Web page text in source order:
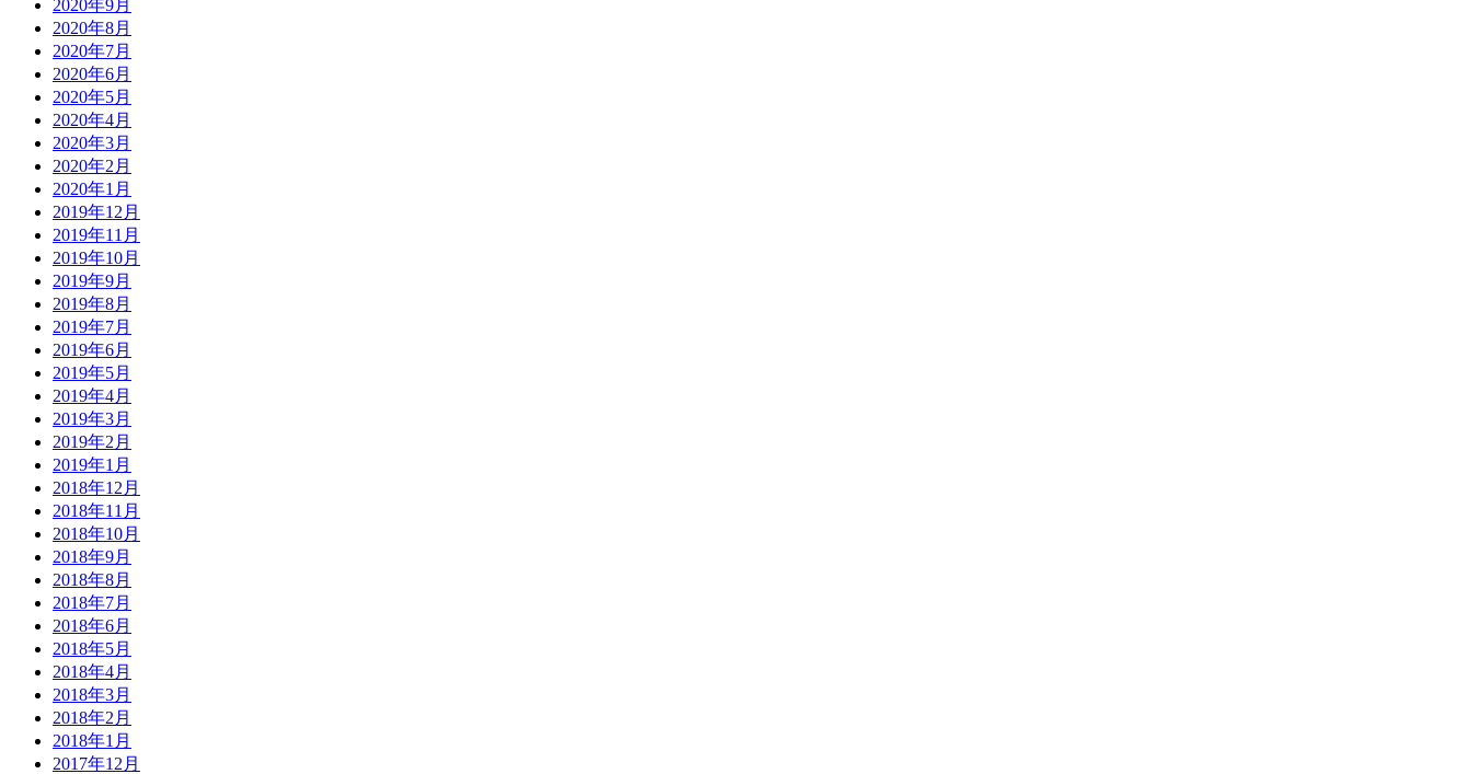
2020年9月
2020年8月
2020年7月
2020年6月
2020年5月
2020年4月
2020年3月
2020年2月
2020年1月
2019年12月
2019年11月
2019年10月
2019年9月
2019年8月
2019年7月
2019年6月
2019年5月
2019年4月
2019年3月
2019年2月
2019年1月
2018年12月
2018年11月
2018年10月
2018年9月
2018年8月
2018年7月
2018年6月
2018年5月
2018年4月
2018年3月
2018年2月
2018年1月
2017年12月